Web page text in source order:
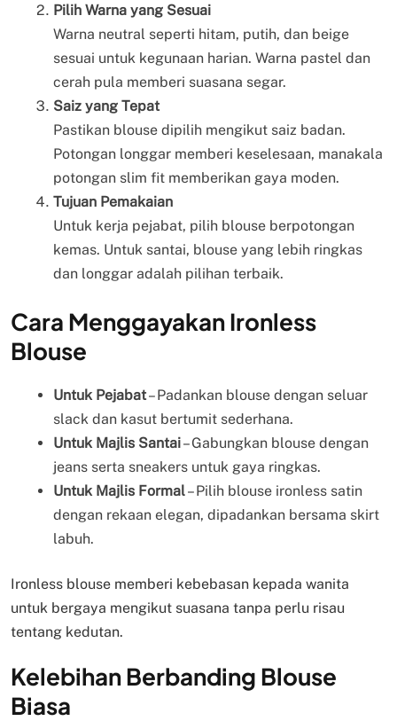
Pilih Warna yang Sesuai
Warna neutral seperti hitam, putih, dan beige
sesuai untuk kegunaan harian. Warna pastel dan
cerah pula memberi suasana segar.
Saiz yang Tepat
Pastikan blouse dipilih mengikut saiz badan.
Potongan longgar memberi keselesaan, manakala
potongan slim fit memberikan gaya moden.
Tujuan Pemakaian
Untuk kerja pejabat, pilih blouse berpotongan
kemas. Untuk santai, blouse yang lebih ringkas
dan longgar adalah pilihan terbaik.
Cara Menggayakan Ironless
Blouse
Untuk Pejabat– Padankan blouse dengan seluar
slack dan kasut bertumit sederhana.
Untuk Majlis Santai– Gabungkan blouse dengan
jeans serta sneakers untuk gaya ringkas.
Untuk Majlis Formal– Pilih blouse ironless satin
dengan rekaan elegan, dipadankan bersama skirt
labuh.
Ironless blouse memberi kebebasan kepada wanita
untuk bergaya mengikut suasana tanpa perlu risau
tentang kedutan.
Kelebihan Berbanding Blouse
Biasa